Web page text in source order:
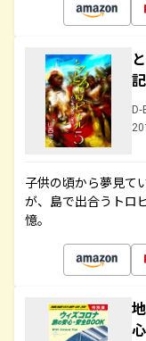
D-
子供の頃から夢見て
が、島で出合うトロ
憶。